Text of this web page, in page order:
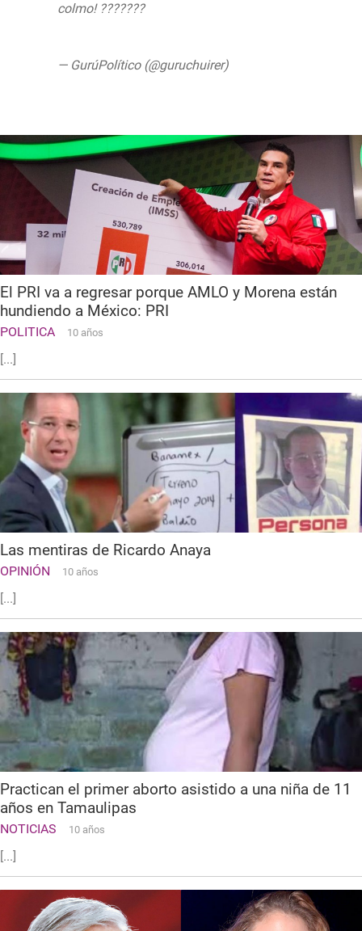
colmo! ???????
— GurúPolítico (@guruchuirer)
El PRI va a regresar porque AMLO y Morena están
hundiendo a México: PRI
POLITICA 10 años
[...]
Las mentiras de Ricardo Anaya
OPINIÓN 10 años
[...]
Practican el primer aborto asistido a una niña de 11
años en Tamaulipas
NOTICIAS 10 años
[...]